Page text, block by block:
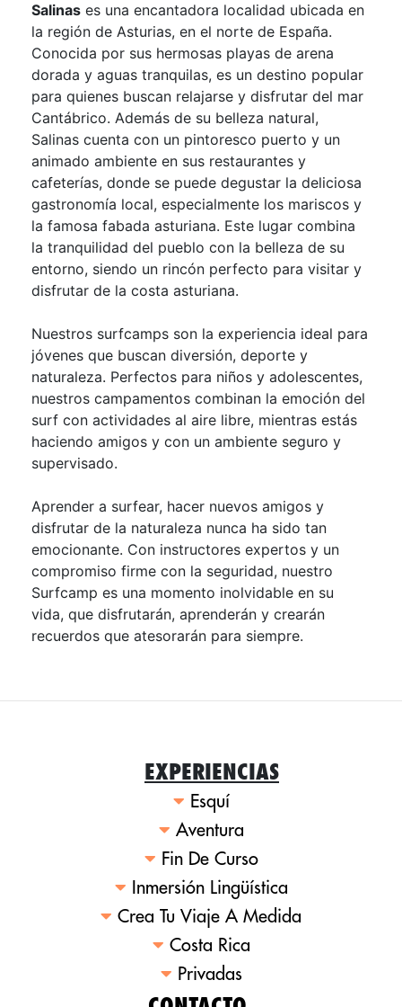
Salinas es una encantadora localidad ubicada en
la región de Asturias, en el norte de España.
Conocida por sus hermosas playas de arena
dorada y aguas tranquilas, es un destino popular
para quienes buscan relajarse y disfrutar del mar
Cantábrico. Además de su belleza natural,
Salinas cuenta con un pintoresco puerto y un
animado ambiente en sus restaurantes y
cafeterías, donde se puede degustar la deliciosa
gastronomía local, especialmente los mariscos y
la famosa fabada asturiana. Este lugar combina
la tranquilidad del pueblo con la belleza de su
entorno, siendo un rincón perfecto para visitar y
disfrutar de la costa asturiana.
Nuestros surfcamps son la experiencia ideal para
jóvenes que buscan diversión, deporte y
naturaleza. Perfectos para niños y adolescentes,
nuestros campamentos combinan la emoción del
surf con actividades al aire libre, mientras estás
haciendo amigos y con un ambiente seguro y
supervisado.
Aprender a surfear, hacer nuevos amigos y
disfrutar de la naturaleza nunca ha sido tan
emocionante. Con instructores expertos y un
compromiso firme con la seguridad, nuestro
Surfcamp es una momento inolvidable en su
vida, que disfrutarán, aprenderán y crearán
recuerdos que atesorarán para siempre.
EXPERIENCIAS
Esquí
Aventura
Fin De Curso
Inmersión Lingüística
Crea Tu Viaje A Medida
Costa Rica
Privadas